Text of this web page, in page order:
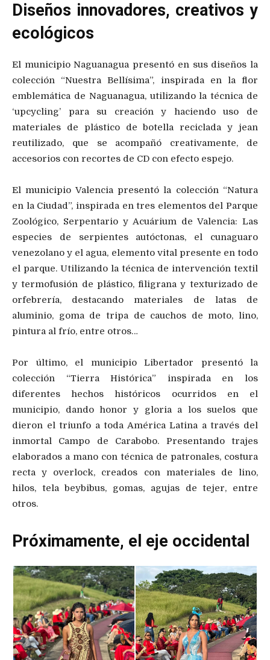
Diseños innovadores, creativos y
ecológicos
El municipio Naguanagua presentó en sus diseños la
colección “Nuestra Bellísima”, inspirada en la flor
emblemática de Naguanagua, utilizando la técnica de
‘upcycling’ para su creación y haciendo uso de
materiales de plástico de botella reciclada y jean
reutilizado, que se acompañó creativamente, de
accesorios con recortes de CD con efecto espejo.
El municipio Valencia presentó la colección “Natura
en la Ciudad”, inspirada en tres elementos del Parque
Zoológico, Serpentario y Acuárium de Valencia: Las
especies de serpientes autóctonas, el cunaguaro
venezolano y el agua, elemento vital presente en todo
el parque. Utilizando la técnica de intervención textil
y termofusión de plástico, filigrana y texturizado de
orfebrería, destacando materiales de latas de
aluminio, goma de tripa de cauchos de moto, lino,
pintura al frío, entre otros…
Por último, el municipio Libertador presentó la
colección “Tierra Histórica” inspirada en los
diferentes hechos históricos ocurridos en el
municipio, dando honor y gloria a los suelos que
dieron el triunfo a toda América Latina a través del
inmortal Campo de Carabobo. Presentando trajes
elaborados a mano con técnica de patronales, costura
recta y overlock, creados con materiales de lino,
hilos, tela beybibus, gomas, agujas de tejer, entre
otros.
Próximamente, el eje occidental